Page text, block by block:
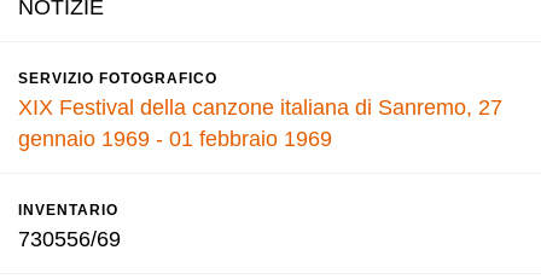
NOTIZIE
SERVIZIO FOTOGRAFICO
XIX Festival della canzone italiana di Sanremo, 27
gennaio 1969 - 01 febbraio 1969
INVENTARIO
730556/69